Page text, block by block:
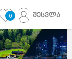
0 შესვლა